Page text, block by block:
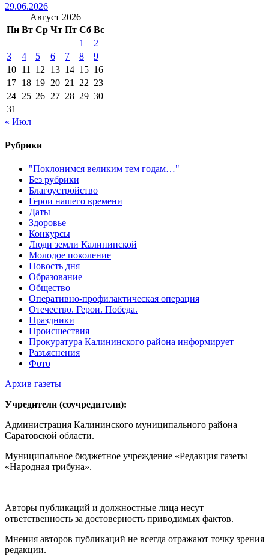
29.06.2026
Август 2026
Пн Вт Ср Чт Пт Сб Вс
1
2
3
4 5 6 7 8
9
10 11 12 13 14 15 16
17 18 19 20 21 22 23
24 25 26 27 28 29 30
31
« Июл
Рубрики
"Поклонимся великим тем годам…"
Без рубрики
Благоустройство
Герои нашего времени
Даты
Здоровье
Конкурсы
Люди земли Калининской
Молодое поколение
Новость дня
Образование
Общество
Оперативно-профилактическая операция
Отечество. Герои. Победа.
Праздники
Происшествия
Прокуратура Калининского района информирует
Разъяснения
Фото
Архив газеты
Учредители (соучредители):
Администрация Калининского муниципального района
Саратовской области.
Муниципальное бюджетное учреждение «Редакция газеты
«Народная трибуна».
Авторы публикаций и должностные лица несут
ответственность за достоверность приводимых фактов.
Мнения авторов публикаций не всегда отражают точку зрения
редакции.